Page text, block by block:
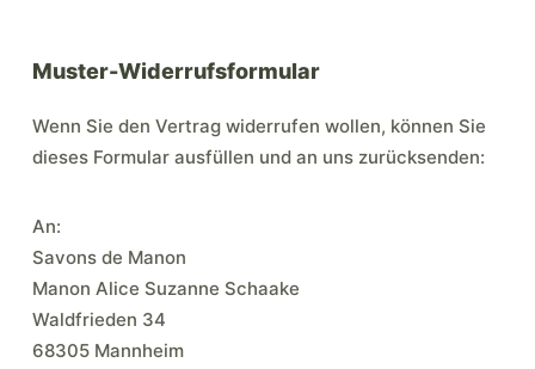
Muster-Widerrufsformular
Wenn Sie den Vertrag widerrufen wollen, können Sie
dieses Formular ausfüllen und an uns zurücksenden:
An:
Savons de Manon
Manon Alice Suzanne Schaake
Waldfrieden 34
68305 Mannheim